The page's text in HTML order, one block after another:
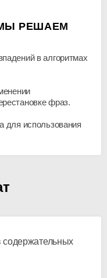
РЕШАЕМ
в алгоритмах
фраз.
для использования
содержательных